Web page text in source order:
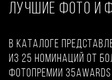
ЛУЧШИЕ ФОТО И
В каталоге
из 25 номинаций от
фотопремии 35AWARDS